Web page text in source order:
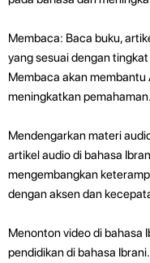
Membaca: Baca buku,
yang sesuai dengan
Membaca akan
meningkatkan pemahaman.
Mendengarkan materi
artikel audio di bahasa
mengembangkan
dengan aksen dan
Menonton video di bahasa
pendidikan di bahasa